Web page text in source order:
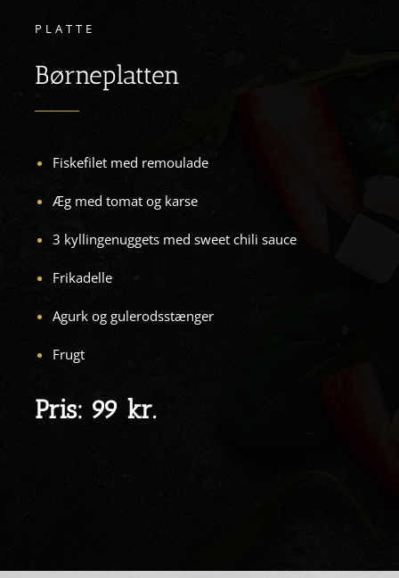
PLATTE
Børneplatten
Fiskefilet med remoulade
Æg med tomat og karse
3 kyllingenuggets med sweet chili sauce
Frikadelle
Agurk og gulerodsstænger
Frugt
Pris: 99 kr.